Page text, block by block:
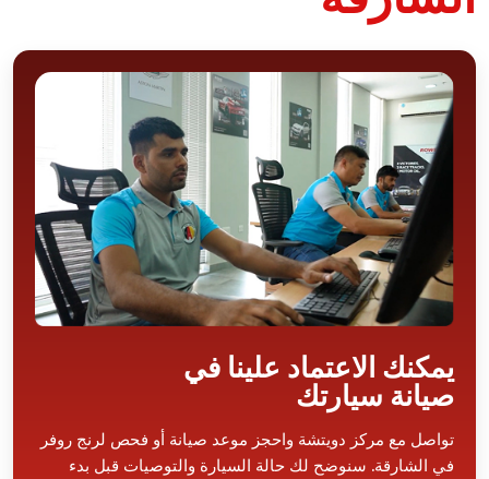
يمكنك الاعتماد علينا في
صيانة سيارتك
تواصل مع مركز دويتشة واحجز موعد صيانة أو فحص لرنج روفر
في الشارقة. سنوضح لك حالة السيارة والتوصيات قبل بدء